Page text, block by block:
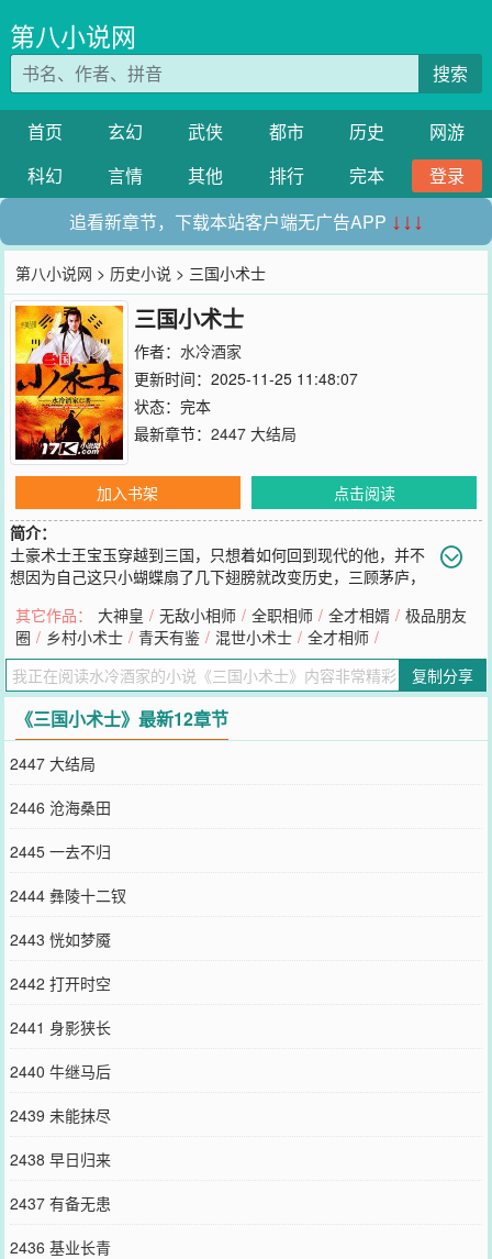
第八小说网
搜索
首页 玄幻 武侠 都市 历史
网游
科幻
言情 其他 排行 完本
登录
追看新章节，下载本站客户端无广告APP ↓↓↓
第八小说网 > 历史小说 > 三国小术士
三国小术士
作者： 水冷酒家
更新时间：2025-11-25 11:48:07
状态：完本
最新章节： 2447 大结局
加入书架
点击阅读
简介：
土豪术士王宝玉穿越到三国，只想着如何回到现代的他，并不
想因为自己这只小蝴蝶扇了几下翅膀就改变历史，三顾茅庐，
心要遵循历史的发展，于是，三国乱了，史学家哭了……小术士正版
书友群：61566921，期待大家的加入！新书《大神皇》发布，传递
门：&lt;ahref=&quot;http://17k.com/book/17113
您要是觉得《三国小术士》还不错的话请不要忘记向您QQ群和微博微
信里的朋友推荐哦！
其它作品： 大神皇 / 无敌小相师 / 全职相师 / 全才相婿 / 极品朋友
圈 / 乡村小术士 / 青天有鉴 / 混世小术士 / 全才相师 /
复制分享
《三国小术士》最新12章节
2447 大结局
2446 沧海桑田
2445 一去不归
2444 彝陵十二钗
2443 恍如梦魇
2442 打开时空
2441 身影狭长
2440 牛继马后
2439 未能抹尽
2438 早日归来
2437 有备无患
2436 基业长青